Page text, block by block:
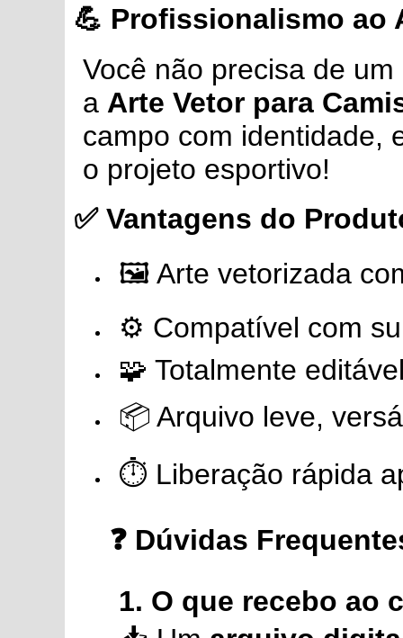
💪 Profissionalismo ao
Você não precisa de
a Arte Vetor para
campo com identidade,
o projeto esportivo!
✅ Vantagens do
🖼️ Arte vetorizada
⚙️ Compatível com
🧩 Totalmente
📦 Arquivo leve,
⏱️ Liberação rápida
❓ Dúvidas
1. O que recebo ao